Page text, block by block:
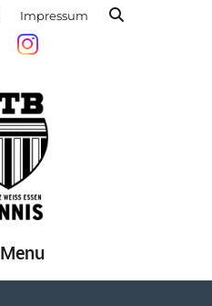
Impressum
Menu